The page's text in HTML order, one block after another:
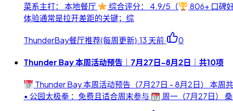
菜系主打： 本地餐厅
综合评分： 4.9/5（ 806+ 口碑
体验通常是拉开差距的关键；综
ThunderBay餐厅推荐(每周更新)·13 天前· 0
Thunder Bay 本周活动预告｜7月27日-8月2日｜共10项
Thunder Bay 本周活动预告（7月27日 - 8月2日） 本周
• 公园太极拳 ：免费且适合周末参与
周一（7月27日）